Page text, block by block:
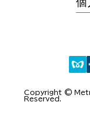
Copyright ©
Reserved.